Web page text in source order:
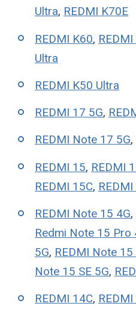
Ultra, REDMI K70E
REDMI K60,
Ultra
REDMI K50 Ultra
REDMI 17 5G,
REDMI Note 17 5G,
REDMI 15, REDMI
REDMI 15C,
REDMI Note 15 4G,
Redmi Note 15 Pro
5G, REDMI Note
Note 15 SE 5G,
REDMI 14C,